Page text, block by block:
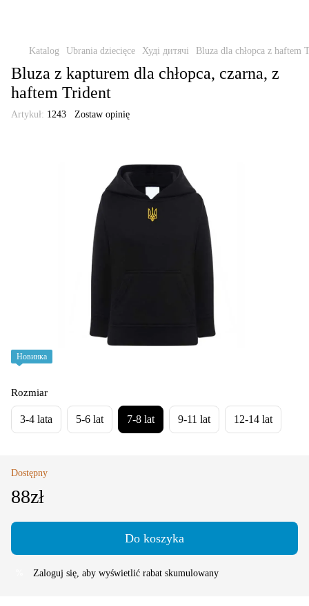
Katalog Ubrania dziecięce Худі дитячі Bluza dla chłopca z haftem
Bluza z kapturem dla chłopca, czarna, z
haftem Trident
Artykuł: 1243 Zostaw opinię
Новинка
Rozmiar
3-4 lata 5-6 lat 7-8 lat 9-11 lat 12-14 lat
Dostępny
88zł
Do koszyka
Zaloguj się , aby wyświetlić rabat skumulowany